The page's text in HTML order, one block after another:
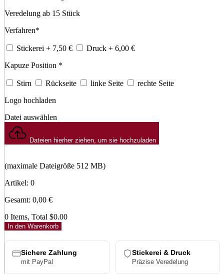
Veredelung ab 15 Stück
Verfahren*
Stickerei + 7,50 € Druck + 6,00 €
Kapuze Position *
Stirn Rückseite linke Seite
rechte Seite
Logo hochladen
Datei auswählen
Dateien hierher ziehen, um sie hochzuladen
(maximale Dateigröße 512 MB)
Artikel: 0
Gesamt: 0,00 €
0 Items, Total $0.00
In den Warenkorb
Sichere Zahlung
mit PayPal
Stickerei & Druck
Präzise Veredelung